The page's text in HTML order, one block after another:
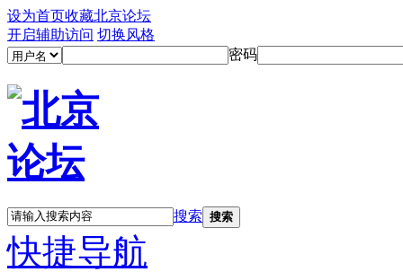
设为首页收藏北京论坛
开启辅助访问 切换风格
密码
搜索 搜索
快捷导航